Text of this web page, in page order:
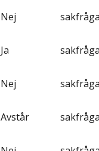
Nej
Ja
Nej
Avstår